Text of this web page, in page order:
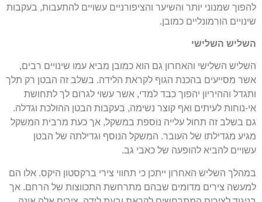
להפוך שמנוני יותר והשיער והציפורניים עשויים להתעבות, בעקבות
שינויים הורמונליים כמובן.
השליש השלישי
השליש השלישי והאחרון גם הוא כמובן מביא עמו שינויים רבים,
אשר מסייעים בהכנת הגוף לקראת הלידה. בשלב זה הבטן רק תלך
ותגדל וההיריון יהפוך כבד למדי, אשר עשוי לגרום לך לתחושת
אי-נוחות לעיתים ואף קוצר נשימה, בעקבות הבטן ההולכת וגדלה.
גם בשלב זה תחול עלייה נוספת במשקל, אך כעת מרבית המשקל
מגיע מגדילתו של העובר. המשקל הנוסף וגדילתה של הבטן
עשויים להביא להופעה של כאבי גב.
במהלך השליש האחרון ייתכן כי תחווי צירי ברקסטון היקס. אלו הם
למעשה צירים מדומים שבהם מתרחשת התכווצות של הרחם. אך